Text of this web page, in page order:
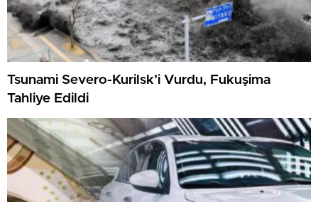
Tsunami Severo-Kurilsk’i Vurdu, Fukuşima
Tahliye Edildi